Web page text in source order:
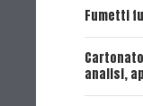
Fumetti
analisi,